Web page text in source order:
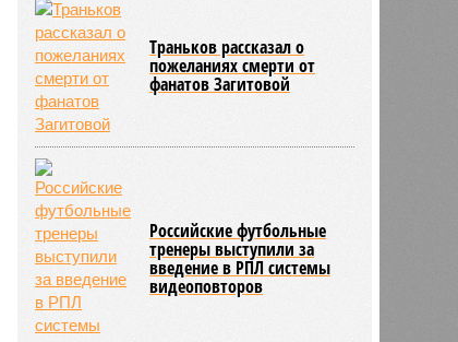
Траньков рассказал о
пожеланиях смерти от
фанатов Загитовой
Российские футбольные
тренеры выступили за
введение в РПЛ системы
видеоповторов